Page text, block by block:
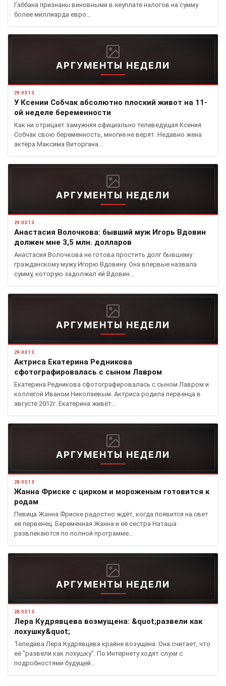
Габбана признаны виновными в неуплате налогов на сумму
более миллиарда евро…
АРГУМЕНТЫ НЕДЕЛИ
29.03.13
У Ксении Собчак абсолютно плоский живот на 11-
ой неделе беременности
Как ни отрицает замужняя официально телеведущая Ксения
Собчак свою беременность, многие не верят. Недавно жена
актёра Максима Виторгана…
АРГУМЕНТЫ НЕДЕЛИ
29.03.13
Анастасия Волочкова: бывший муж Игорь Вдовин
должен мне 3,5 млн. долларов
Анастасия Волочкова не готова простить долг бывшему
гражданскому мужу Игорю Вдовину. Она впервые назвала
сумму, которую задолжал ей Вдовин…
АРГУМЕНТЫ НЕДЕЛИ
29.03.13
Актриса Екатерина Редникова
сфотографировалась с сыном Лавром
Екатерина Редникова сфотографировалась с сыном Лавром и
коллегой Иваном Николаевым. Актриса родила первенца в
августе 2012г. Екатерина живёт…
АРГУМЕНТЫ НЕДЕЛИ
28.03.13
Жанна Фриске с цирком и мороженым готовится к
родам
Певица Жанна Фриске радостно ждёт, когда появится на свет
её первенец. Беременная Жанна и её сестра Наташа
развлекаются по полной программе…
АРГУМЕНТЫ НЕДЕЛИ
28.03.13
Лера Кудрявцева возмущена: &quot;развели как
лохушку&quot;
Теледива Лера Кудрявцева крайне возущена. Она считает, что
её "развели как лохушку". По Интернету ходят слухи с
подробностями будущей…